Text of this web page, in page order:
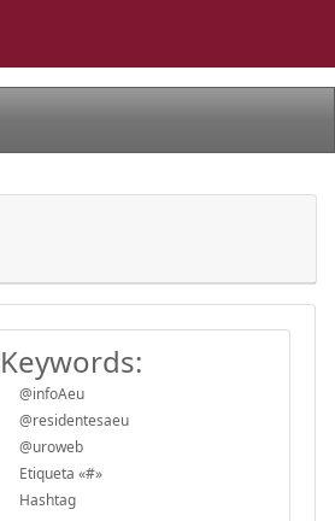
Keywords:
@infoAeu
@residentesaeu
@uroweb
Etiqueta «#»
Hashtag